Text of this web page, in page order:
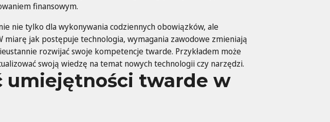
finansowym.
nie tylko dla wykonywania codziennych obowiązków, ale
miarę jak postępuje technologia, wymagania zawodowe zmieniają
rozwijać swoje kompetencje twarde. Przykładem może
swoją wiedzę na temat nowych technologii czy narzędzi.
umiejętności twarde w